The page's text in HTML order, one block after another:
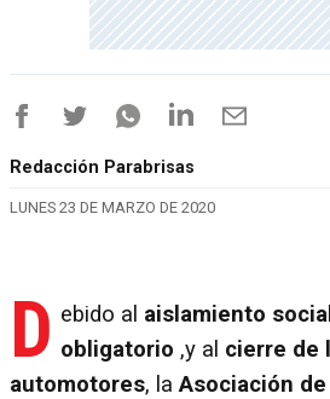
Redacción Parabrisas
LUNES 23 DE MARZO DE 2020
D ebido al aislamiento
obligatorio ,y al cierre de
automotores, laAsociación